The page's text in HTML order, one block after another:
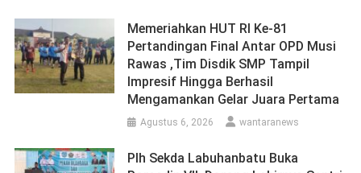
Memeriahkan HUT RI Ke-81
Pertandingan Final Antar OPD Musi
Rawas ,Tim Disdik SMP Tampil
Impresif Hingga Berhasil
Mengamankan Gelar Juara Pertama
Agustus 6, 2026 wantaranews
Plh Sekda Labuhanbatu Buka